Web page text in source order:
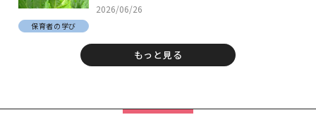
2026/06/26
保育者の学び
もっと見る